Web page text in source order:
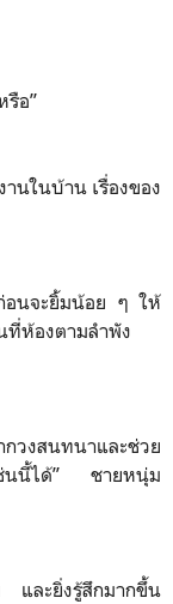
รือ”
นในบ้าน เรื่องของ
อนจะยิ้มน้อย ๆ ให้
ที่ห้องตามลำพัง
วงสนทนาและช่วย
ช่นนี้ได้” ชายหนุ่ม
และยิ่งรู้สึกมากขึ้น